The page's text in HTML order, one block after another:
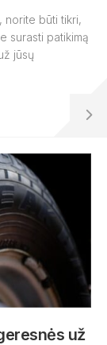
norite būti tikri,
surasti patikimą
jūsų
už